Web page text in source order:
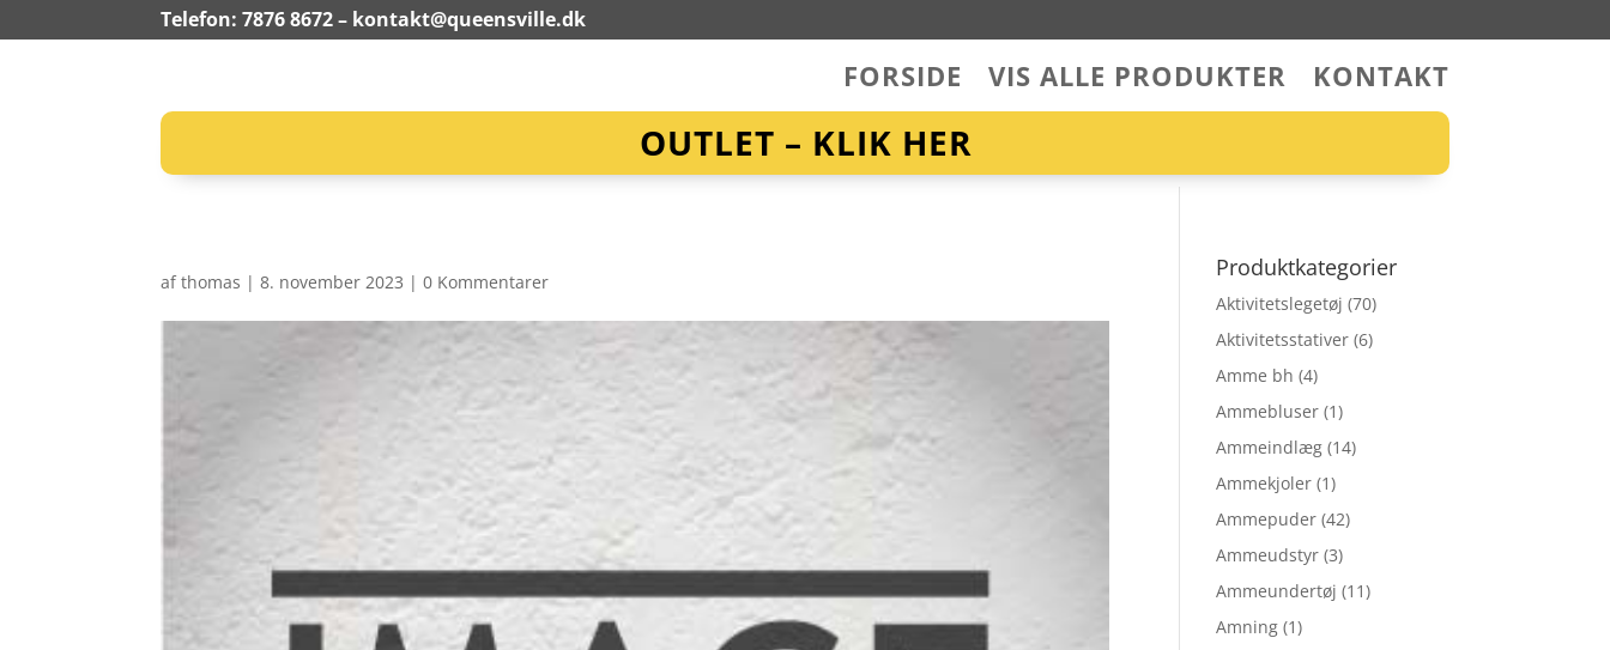
Telefon: 7876 8672 – kontakt@queensville.dk
FORSIDE VIS ALLE PRODUKTER KONTAKT
OUTLET – KLIK HER
afthomas |8. november 2023 |0 Kommentarer
Produktkategorier
Aktivitetslegetøj (70)
Aktivitetsstativer (6)
Amme bh (4)
Ammebluser (1)
Ammeindlæg (14)
Ammekjoler (1)
Ammepuder (42)
Ammeudstyr (3)
Ammeundertøj (11)
Amning (1)